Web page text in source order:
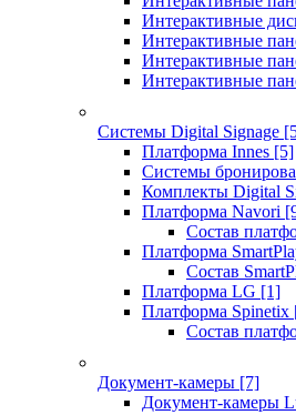
Интерактивные
Интерактивные
Интерактивные
Интерактивные
Системы Digital Signage
Платформа Innes [5]
Системы
Комплекты Digital
Платформа Navori
Состав
Платформа
Состав
Платформа LG [1]
Платформа Spinetix
Состав
Документ-камеры [7]
Документ-камеры